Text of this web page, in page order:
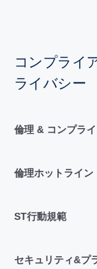
コンプライ
ライバシー
倫理 & コンプラ
倫理ホットライン
ST行動規範
セキュリティ&プ